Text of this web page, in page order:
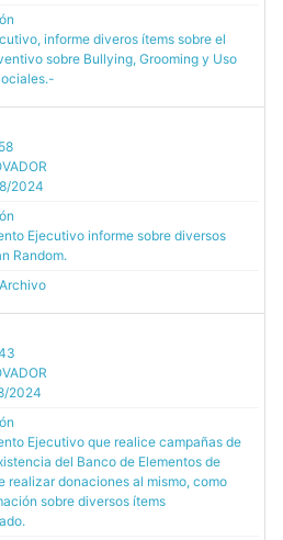
informe diveros ítems sobre el
sobre Bullying, Grooming y Uso
2024
Ejecutivo informe sobre diversos
Random.
2024
Ejecutivo que realice campañas de
del Banco de Elementos de
realizar donaciones al mismo, como
sobre diversos ítems